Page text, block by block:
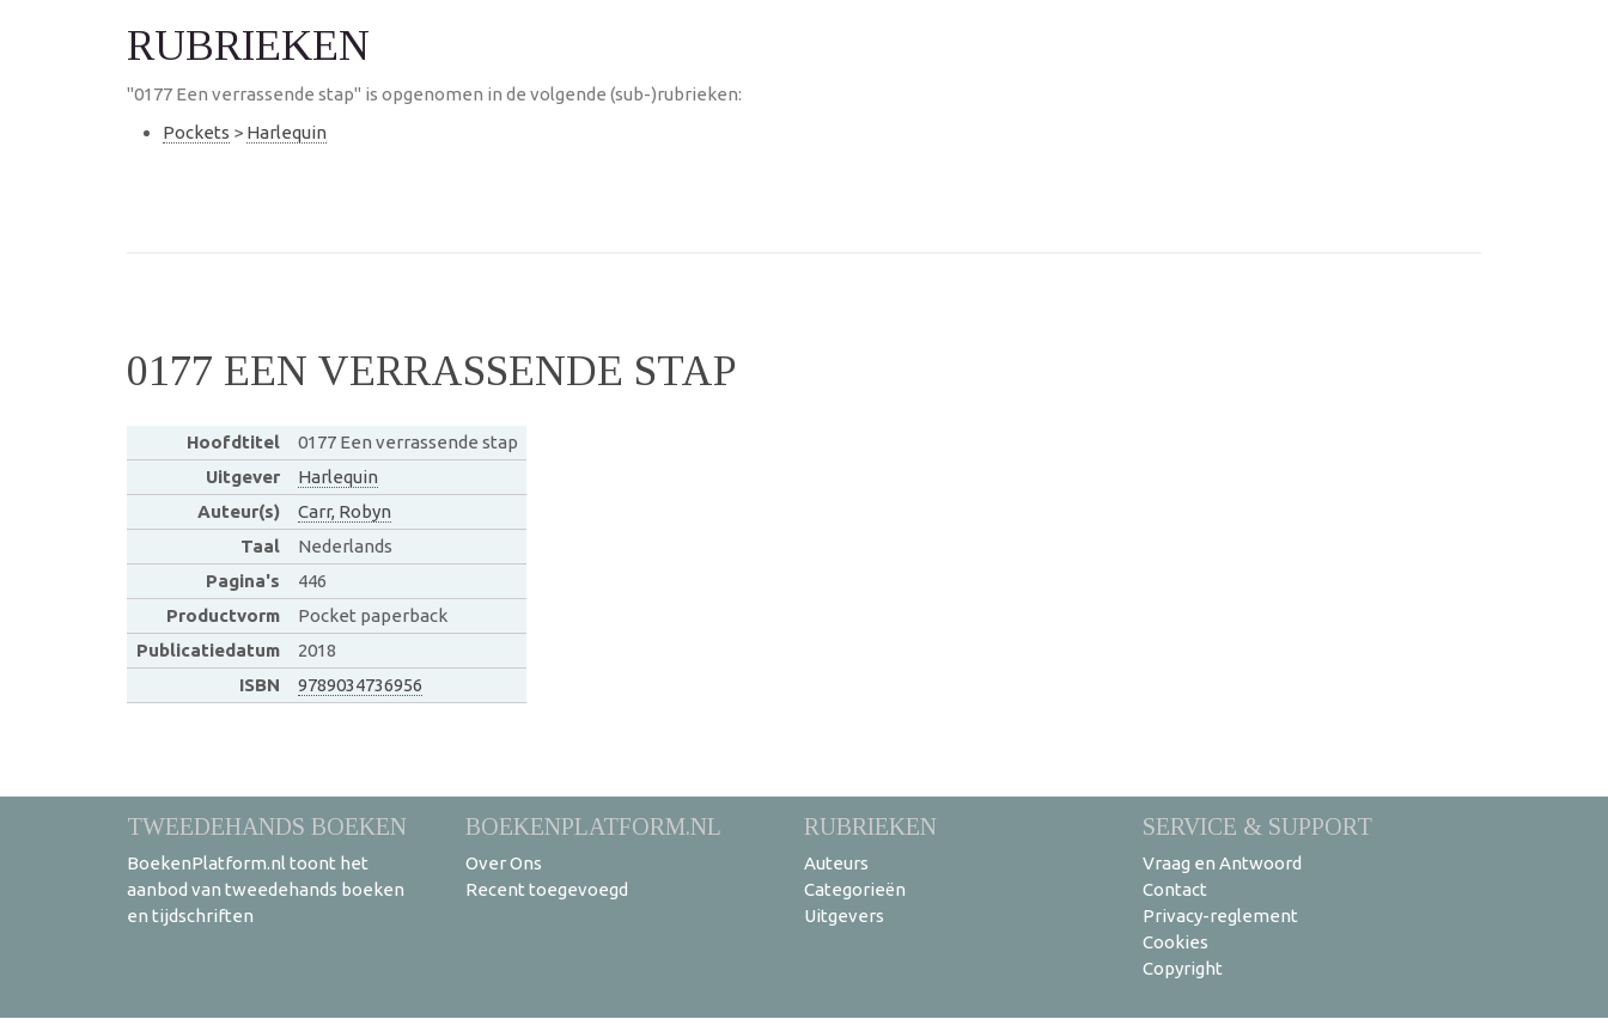
RUBRIEKEN
"0177 Een verrassende stap" is opgenomen in de volgende (sub-)rubrieken:
Pockets > Harlequin
0177 EEN VERRASSENDE STAP
Hoofdtitel
0177 Een verrassende stap
Uitgever
Harlequin
Auteur(s)
Carr, Robyn
Taal
Nederlands
Pagina's
446
Productvorm
Pocket paperback
Publicatiedatum
2018
ISBN
9789034736956
TWEEDEHANDS BOEKEN
BoekenPlatform.nl toont het
aanbod van tweedehands boeken
en tijdschriften
BOEKENPLATFORM.NL
Over Ons
Recent toegevoegd
RUBRIEKEN
Auteurs
Categorieën
Uitgevers
SERVICE & SUPPORT
Vraag en Antwoord
Contact
Privacy-reglement
Cookies
Copyright